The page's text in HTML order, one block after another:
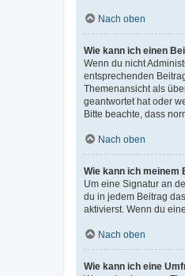
Nach oben
Wie kann ich einen
Wenn du nicht
entsprechenden
Themenansicht als
geantwortet hat oder
Bitte beachte, dass
Nach oben
Wie kann ich meinem
Um eine Signatur an
du in jedem Beitrag
aktivierst. Wenn du
Nach oben
Wie kann ich eine